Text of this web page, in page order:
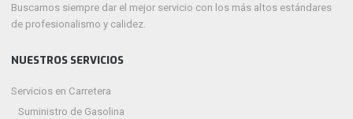
Buscamos siempre dar el mejor servicio con los más altos estándares
de profesionalismo y calidez.
NUESTROS SERVICIOS
Servicios en Carretera
Suministro de Gasolina